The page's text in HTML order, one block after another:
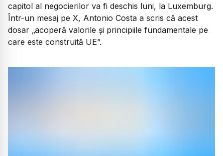
capitol al negocierilor va fi deschis luni, la Luxemburg.
Într-un mesaj pe X, Antonio Costa a scris că acest
dosar „acoperă valorile și principiile fundamentale pe
care este construită UE”.